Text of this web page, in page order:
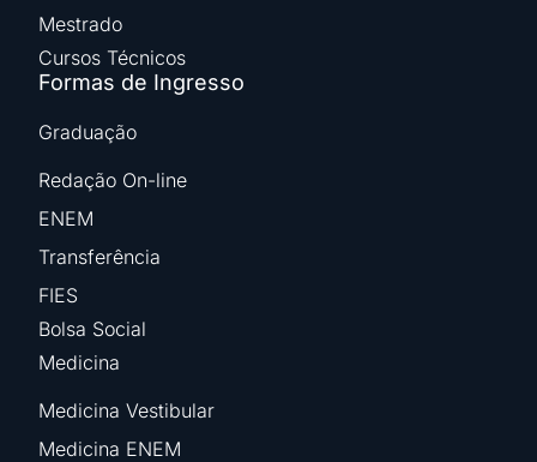
Mestrado
Cursos Técnicos
Formas de Ingresso
Graduação
Redação On-line
ENEM
Transferência
FIES
Bolsa Social
Medicina
Medicina Vestibular
Medicina ENEM